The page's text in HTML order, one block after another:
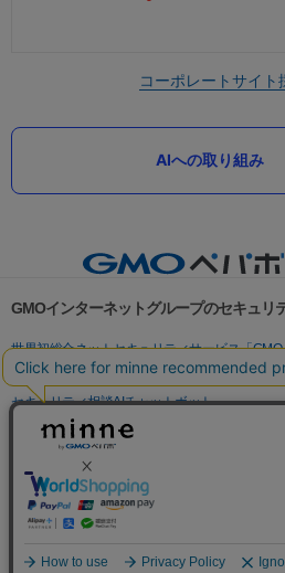
コーポレートサイト
AIへの取り組み
GMOインターネットグループのセキュリ
世界初総合ネットセキュリティサービス「GMO
パスワード漏洩診断
Webサイトリスク診断
セキュリティ相談AIチャットボット
実在証明・盗聴対策
サイバー攻撃対策（GMO Flatt Security）
セキュリティ事業の軌跡